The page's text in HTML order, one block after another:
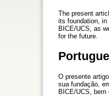
The present
its foundation, in
BICE/UCS, as
for the future.
O presente
sua fundação,
BICE/UCS,